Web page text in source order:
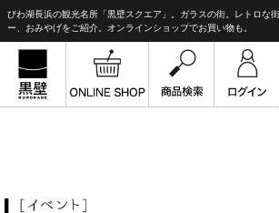
びわ湖長浜の観光名所「黒壁スクエア」。ガラスの街。レトロな
ー、おみやげをご紹介。オンラインショップでお買い物も。